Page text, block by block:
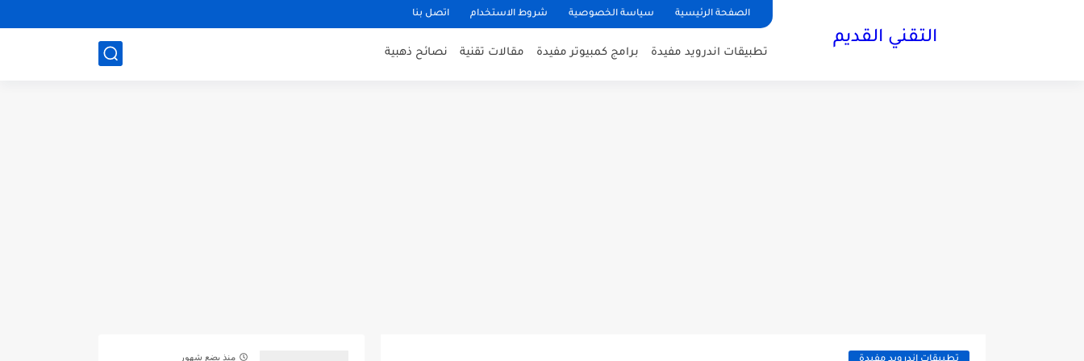
الصفحة الرئيسية سياسة الخصوصية شروط الاستخدام اتصل بنا
التقني القديم
تطبيقات اندرويد مفيدة برامج كمبيوتر مفيدة مقالات تقنية نصائح ذهبية
منذ بضع شهور